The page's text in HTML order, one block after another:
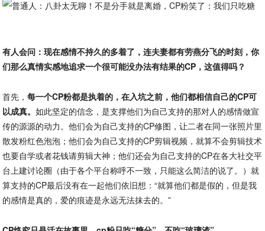
有人会问：现在感情不持久的多着了，连夫妻都有劳燕分飞的时刻，你
们那么真情实感地追求一个很可能没办法有结果的CP，这值得吗？
首先，每一个CP粉都是执着的，在入坑之前，他们都相信自己的CP可
以成真。如此坚定的信念，是支撑他们为自己支持的那对人的感情做宣
传的源源的动力。他们会为自己支持的CP修图，让二者在同一张照片里
散发粉红色泡泡；他们会为自己支持的CP剪辑视频，就算不会剪辑技术
也要自学或者花钱请剪辑大神；他们还会为自己支持的CP在各大社交平
台上建讨论圈（由于各个平台称呼不一致，只能这么简洁的说了。）就
算支持的CP最后没有在一起他们依旧想：“就算他们都是假的，但是我
的感情是真的，爱的痕迹是永远无法抹去的。”